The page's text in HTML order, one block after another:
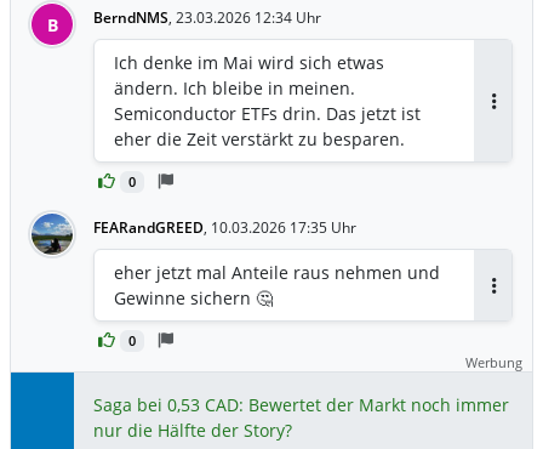
B BerndNMS, 23.03.2026 12:34 Uhr
0
Ich denke im Mai wird sich etwas
ändern. Ich bleibe in meinen.
Semiconductor ETFs drin. Das jetzt ist
eher die Zeit verstärkt zu besparen.
FEARandGREED, 10.03.2026 17:35 Uhr
0
eher jetzt mal Anteile raus nehmen und
Gewinne sichern 🤔
Werbung
Saga bei 0,53 CAD: Bewertet der Markt noch immer
nur die Hälfte der Story?